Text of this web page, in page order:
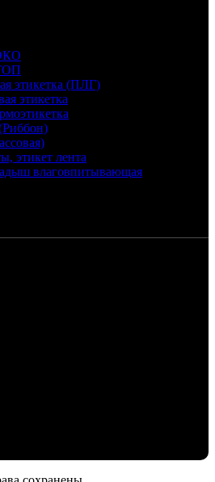
этикетка (ПЛГ)
этикетка
этикет лента
влаговпитывающая